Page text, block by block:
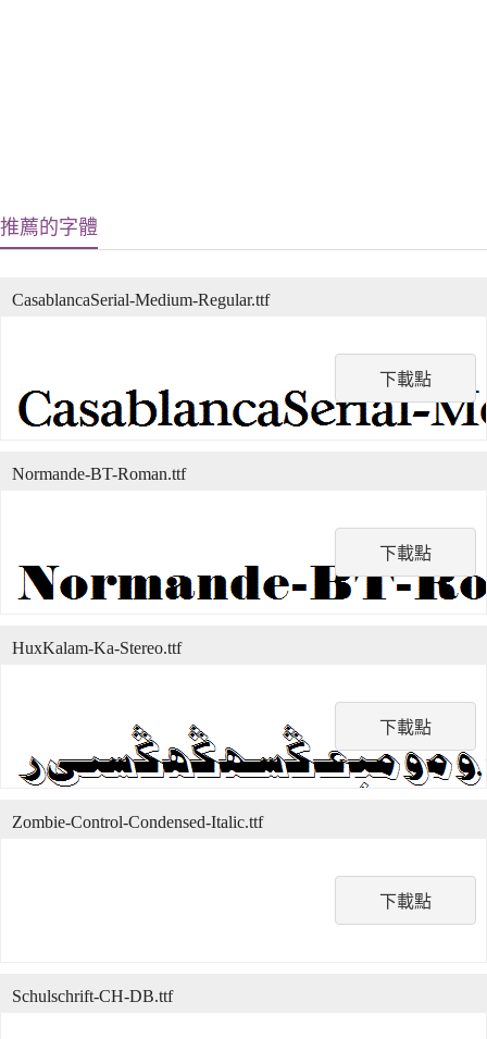
推薦的字體
下載點
CasablancaSerial-Medium-Regular.ttf
下載點
Normande-BT-Roman.ttf
下載點
HuxKalam-Ka-Stereo.ttf
下載點
Zombie-Control-Condensed-Italic.ttf
Schulschrift-CH-DB.ttf